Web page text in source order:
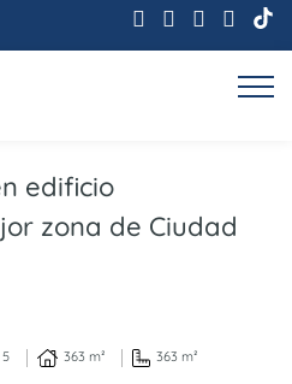
edificio
zona de Ciudad
5 363 m² 363 m²